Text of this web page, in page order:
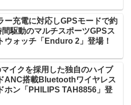
ー充電に対応しGPSモードで約
間駆動のマルチスポーツGPSス
ウォッチ「Enduro 2」登場！
イクを採用した独自のハイブ
ANC搭載Bluetoothワイヤレス
ホン「PHILIPS TAH8856」登